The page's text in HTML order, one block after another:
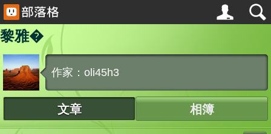
黎雅�
作家：oli45h3
文章 相簿